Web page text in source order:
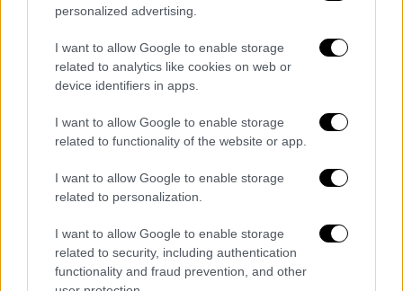
personalized advertising.
I want to allow Google to enable storage
related to analytics like cookies on web or
device identifiers in apps.
I want to allow Google to enable storage
related to functionality of the website or app.
I want to allow Google to enable storage
related to personalization.
I want to allow Google to enable storage
related to security, including authentication
functionality and fraud prevention, and other
Μαρία Πολύζου – Συγκλονιστική
εξομολόγηση της μαραθωνοδρόμου: Ο
πατέρας μου με βίαζε από τα 11
νοσοκομείου «Γεννηματάς» για την
καταγγελία για σεξουαλική παρενόχληση
Μαρίνα Γαλανού: Πέθανε η ακτιβίστρια και
πρόεδρος του Σωματείου Υποστήριξης
Διεμφυλικών
Νέα παραγγελία για εγκληματική οργάνωση: